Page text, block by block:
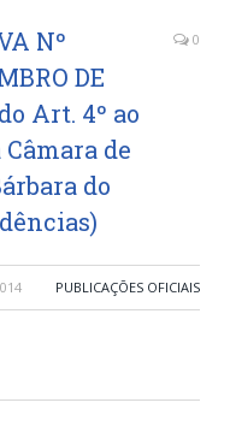
Nº
DE
Art. 4º ao
de
do
0
PUBLICAÇÕES OFICIAIS